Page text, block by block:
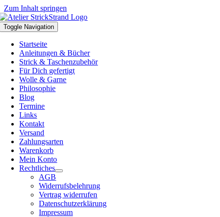
Zum Inhalt springen
Toggle Navigation
Startseite
Anleitungen & Bücher
Strick & Taschenzubehör
Für Dich gefertigt
Wolle & Garne
Philosophie
Blog
Termine
Links
Kontakt
Versand
Zahlungsarten
Warenkorb
Mein Konto
Rechtliches
AGB
Widerrufsbelehrung
Vertrag widerrufen
Datenschutzerklärung
Impressum